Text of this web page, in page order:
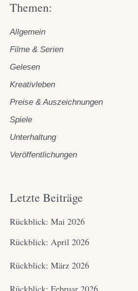
Themen:
Allgemein
Filme & Serien
Gelesen
Kreativleben
Preise & Auszeichnungen
Spiele
Unterhaltung
Veröffentlichungen
Letzte Beiträge
Rückblick: Mai 2026
Rückblick: April 2026
Rückblick: März 2026